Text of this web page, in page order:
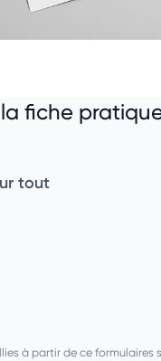
fiche
tout
à partir de ce formulaires